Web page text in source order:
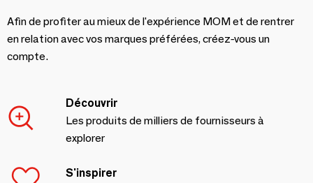
Afin de profiter au mieux de l'expérience MOM et de rentrer
en relation avec vos marques préférées, créez-vous un
compte.
Découvrir
Les produits de milliers de fournisseurs à
explorer
S'inspirer